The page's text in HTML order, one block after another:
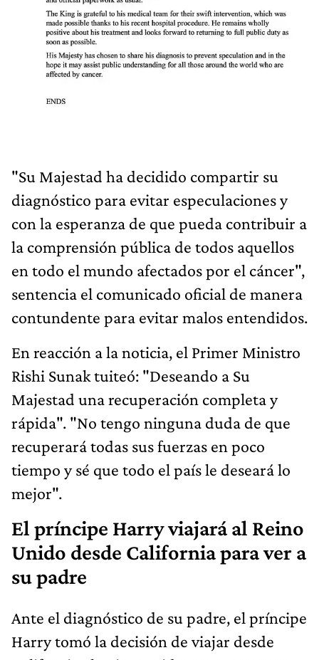
"Su Majestad ha decidido compartir su
diagnóstico para evitar especulaciones y
con la esperanza de que pueda contribuir a
la comprensión pública de todos aquellos
en todo el mundo afectados por el cáncer",
sentencia el comunicado oficial de manera
contundente para evitar malos entendidos.
En reacción a la noticia, el Primer Ministro
Rishi Sunak tuiteó: "Deseando a Su
Majestad una recuperación completa y
rápida". "No tengo ninguna duda de que
recuperará todas sus fuerzas en poco
tiempo y sé que todo el país le deseará lo
mejor".
El príncipe Harry viajará al Reino
Unido desde California para ver a
su padre
Ante el diagnóstico de su padre, el príncipe
Harry tomó la decisión de viajar desde